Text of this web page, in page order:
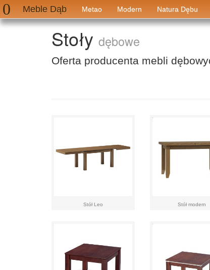
Meble Dąb Metao Modern Natura Dębu
Stoły dębowe
Oferta producenta mebli
Stół Leo Stół modern